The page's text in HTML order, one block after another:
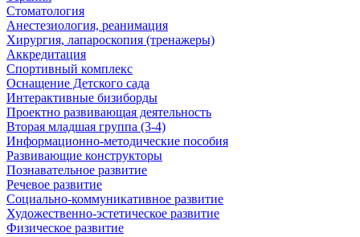
Стоматология
Анестезиология, реанимация
Хирургия, лапароскопия (тренажеры)
Аккредитация
Спортивный комплекс
Оснащение Детского сада
Интерактивные бизиборды
Проектно развивающая деятельность
Вторая младшая группа (3-4)
Информационно-методические пособия
Развивающие конструкторы
Познавательное развитие
Речевое развитие
Социально-коммуникативное развитие
Художественно-эстетическое развитие
Физическое развитие